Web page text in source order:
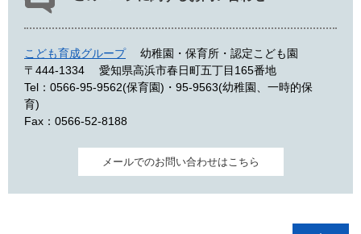
こども育成グループ
幼稚園・保育所・認定こども園
〒444-1334
愛知県高浜市春日町五丁目165番地
Tel：0566-95-9562(保育園)・95-9563(幼稚園、一時的保
育)
Fax：0566-52-8188
メールでのお問い合わせはこちら